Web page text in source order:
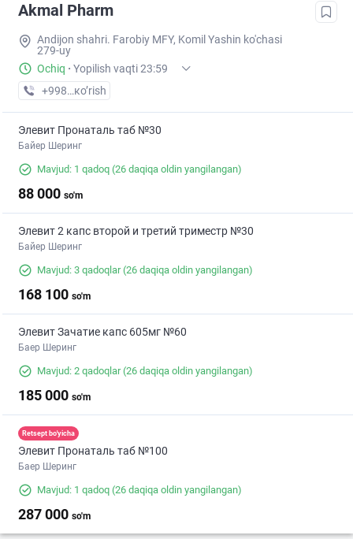
Akmal Pharm
Andijon shahri. Farobiy MFY, Komil Yashin ko'chasi
279-uy
Ochiq · Yopilish vaqti 23:59
+998 (90) XXX-XX-XX
кo’rish
Элевит Пронаталь таб №30
Байер Шеринг
Mavjud: 1 qadoq (26 daqiqa oldin yangilangan)
88 000 so'm
Элевит 2 капс второй и третий триместр №30
Байер Шеринг
Mavjud: 3 qadoqlar(26 daqiqa oldin yangilangan)
168 100 so'm
Элевит Зачатие капс 605мг №60
Баер Шеринг
Mavjud: 2 qadoqlar(26 daqiqa oldin yangilangan)
185 000 so'm
Retsept bo'yicha
Элевит Пронаталь таб №100
Баер Шеринг
Mavjud: 1 qadoq (26 daqiqa oldin yangilangan)
287 000 so'm